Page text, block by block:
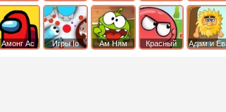
Найт
Фанкин
против
Зомби
Вода
Даш
бабка
сбежала из
психушки
Амонг Ас Игры Io Ам Ням
Красный
Адам и